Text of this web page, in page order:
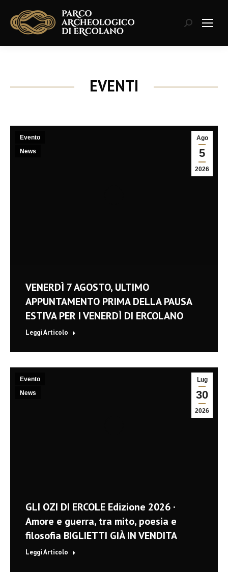
Cerca:
EVENTI
Ago
5
2026
Evento
News
VENERDÌ 7 AGOSTO, ULTIMO
APPUNTAMENTO PRIMA DELLA PAUSA
ESTIVA PER I VENERDÌ DI ERCOLANO
Leggi Articolo
Lug
30
2026
Evento
News
GLI OZI DI ERCOLE Edizione 2026 ·
Amore e guerra, tra mito, poesia e
filosofia BIGLIETTI GIÀ IN VENDITA
Leggi Articolo